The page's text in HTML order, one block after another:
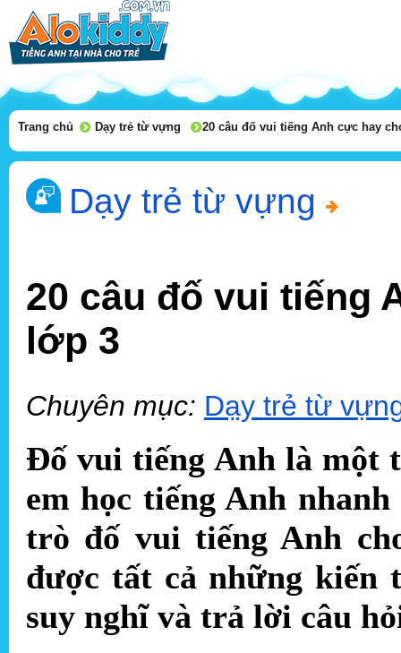
Trang chủ Dạy trẻ từ vựng 20 câu đố vui tiếng Anh cực hay
Dạy trẻ từ vựng
20 câu đố vui tiếng
lớp 3
Chuyên mục: Dạy trẻ từ
Đố vui tiếng Anh là một
em học tiếng Anh
trò đố vui tiếng Anh
được tất cả những kiến
suy nghĩ và trả lời câu